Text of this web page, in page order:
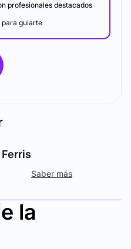
profesionales destacados
para guiarte
Saber más
la